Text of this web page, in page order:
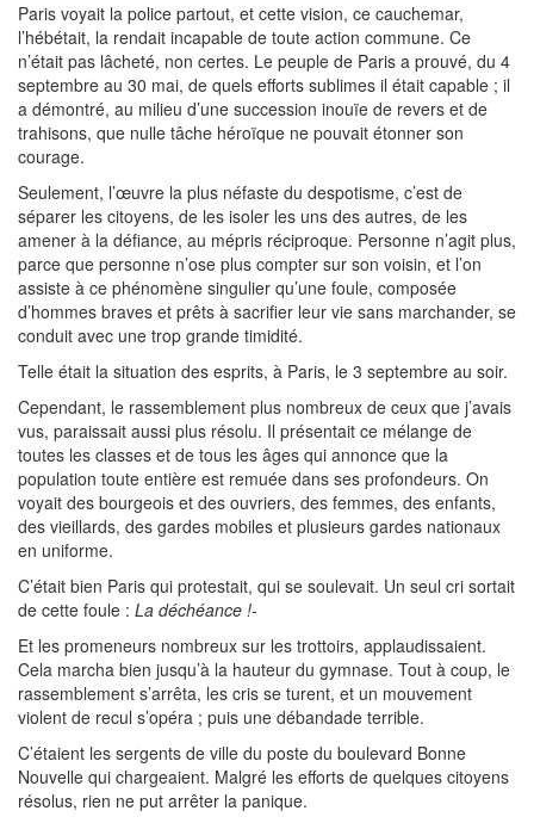
Paris voyait la police partout, et cette vision, ce cauchemar,
l’hébétait, la rendait incapable de toute action commune. Ce
n’était pas lâcheté, non certes. Le peuple de Paris a prouvé, du 4
septembre au 30 mai, de quels efforts sublimes il était capable ; il
a démontré, au milieu d’une succession inouïe de revers et de
trahisons, que nulle tâche héroïque ne pouvait étonner son
courage.
Seulement, l’œuvre la plus néfaste du despotisme, c’est de
séparer les citoyens, de les isoler les uns des autres, de les
amener à la défiance, au mépris réciproque. Personne n’agit plus,
parce que personne n’ose plus compter sur son voisin, et l’on
assiste à ce phénomène singulier qu’une foule, composée
d’hommes braves et prêts à sacrifier leur vie sans marchander, se
conduit avec une trop grande timidité.
Telle était la situation des esprits, à Paris, le 3 septembre au soir.
Cependant, le rassemblement plus nombreux de ceux que j’avais
vus, paraissait aussi plus résolu. Il présentait ce mélange de
toutes les classes et de tous les âges qui annonce que la
population toute entière est remuée dans ses profondeurs. On
voyait des bourgeois et des ouvriers, des femmes, des enfants,
des vieillards, des gardes mobiles et plusieurs gardes nationaux
en uniforme.
C’était bien Paris qui protestait, qui se soulevait. Un seul cri sortait
de cette foule : La déchéance !-
Et les promeneurs nombreux sur les trottoirs, applaudissaient.
Cela marcha bien jusqu’à la hauteur du gymnase. Tout à coup, le
rassemblement s’arrêta, les cris se turent, et un mouvement
violent de recul s’opéra ; puis une débandade terrible.
C’étaient les sergents de ville du poste du boulevard Bonne
Nouvelle qui chargeaient. Malgré les efforts de quelques citoyens
résolus, rien ne put arrêter la panique.